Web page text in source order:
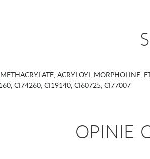
ACRYLOYL
CI74260, CI19140, CI60725, CI77007
OPINIE